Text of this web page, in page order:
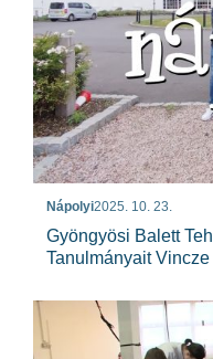
Nápolyi2025. 10. 23.
Gyöngyösi Balett
Tanulmányait Vincze